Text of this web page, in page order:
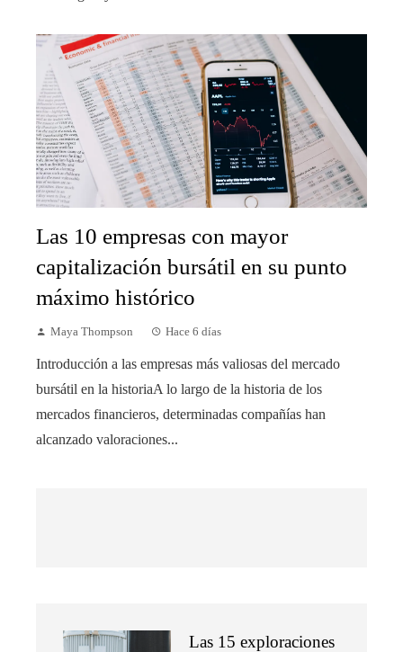
Las 10 empresas con mayor
capitalización bursátil en su punto
máximo histórico
Maya Thompson Hace 6 días
Introducción a las empresas más valiosas del mercado
bursátil en la historiaA lo largo de la historia de los
mercados financieros, determinadas compañías han
alcanzado valoraciones...
Las 15 exploraciones